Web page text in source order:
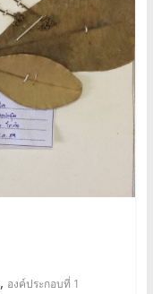
, องค์ประกอบที่ 1